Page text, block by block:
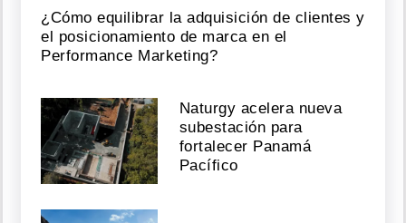
¿Cómo equilibrar la adquisición de clientes y
el posicionamiento de marca en el
Performance Marketing?
Naturgy acelera nueva
subestación para
fortalecer Panamá
Pacífico